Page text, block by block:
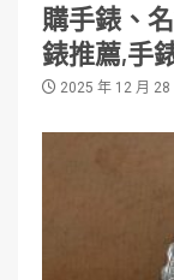
購手錶、
錶推薦,手
2025 年 12 月 28